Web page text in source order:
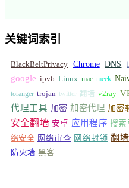
关键词索引
BlackBeltPrivacy Chrome DNS
google ipv6 Linux mac meek
toranger trojan twitter 翻墙 v2ray
代理工具 加密 加密代理 加密
安全翻墙 安卓 应用程序 搜索
络安全 网络审查 网络封锁 翻墙
防火墙 黑客